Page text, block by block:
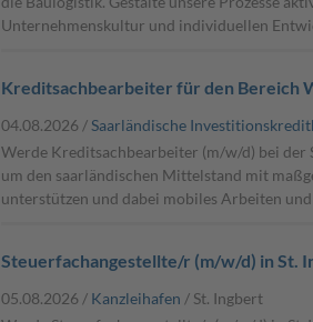
Unternehmenskultur und individuellen
Kreditsachbearbeiter für den Bereich
04.08.2026 /Saarländische
Werde Kreditsachbearbeiter (m/w/d) bei
um den saarländischen Mittelstand mit
unterstützen und dabei mobiles Arbeiten
Steuerfachangestellte/r (m/w/d) in St.
05.08.2026 / Kanzleihafen / St. Ingbert